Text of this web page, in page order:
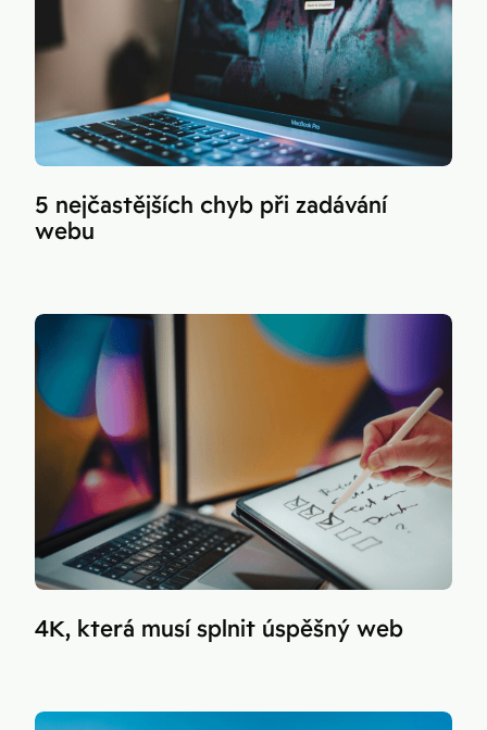
5 nejčastějších chyb při zadávání
webu
4K, která musí splnit úspěšný web